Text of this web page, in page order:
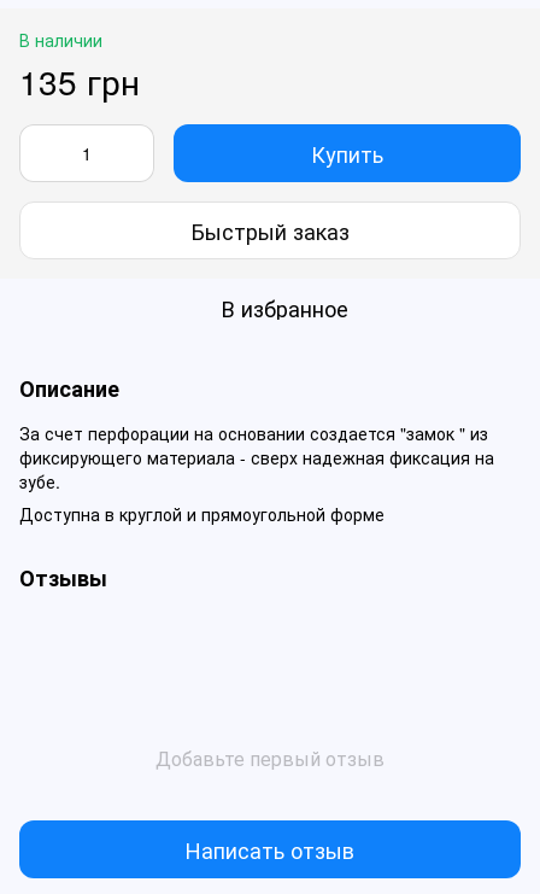
В наличии
135 грн
Купить
Быстрый заказ
В избранное
Описание
За счет перфорации на основании создается "замок " из
фиксирующего материала - сверх надежная фиксация на
зубе.
Доступна в круглой и прямоугольной форме
Отзывы
Добавьте первый отзыв
Написать отзыв